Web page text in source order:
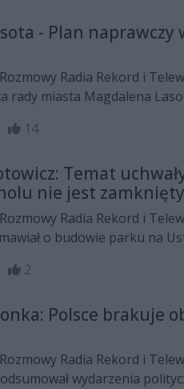
- Plan naprawczy
Radia Rekord i
rady miasta Magdalena
Specjalistycznym
14
Temat
nie jest zamknięty
Radia Rekord i
o budowie parku na
2
Polsce brakuje
Radia Rekord i
wydarzenia